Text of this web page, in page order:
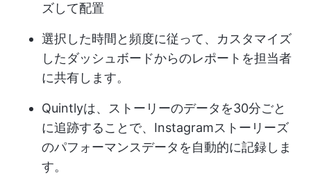
ズして配置
選択した時間と頻度に従って、カスタマイズ
したダッシュボードからのレポートを担当者
に共有します。
Quintlyは、ストーリーのデータを30分ごと
に追跡することで、Instagramストーリーズ
のパフォーマンスデータを自動的に記録しま
す。